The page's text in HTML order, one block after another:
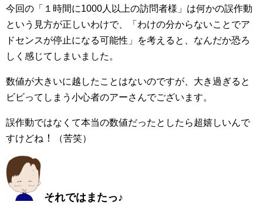
今回の「１時間に1000人以上の訪問者様」は何かの誤作動
という見方が正しいわけで、「わけの分からないことでア
ドセンスが停止になる可能性」を考えると、なんだか恐ろ
しく感じてしまいました。
数値が大きいに越したことはないのですが、大き過ぎると
ビビってしまう小心者のアーさんでございます。
誤作動ではなくて本当の数値だったとしたら超嬉しいんで
すけどね ！ （苦笑）
それではまたっ♪